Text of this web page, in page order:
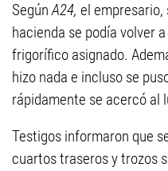
SegúnA24, el empresario,
hacienda se podía volver
frigorífico asignado.
hizo nada e incluso se
rápidamente se acercó al
Testigos informaron que
cuartos traseros y trozos